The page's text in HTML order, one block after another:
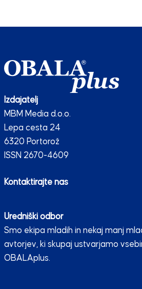
Izdajatelj
MBM Media d.o.o.
Lepa cesta 24
6320 Portorož
ISSN 2670-4609
Kontaktirajte nas
Uredniški odbor
Smo ekipa mladih in nekaj manj
avtorjev, ki skupaj ustvarjamo
OBALAplus.